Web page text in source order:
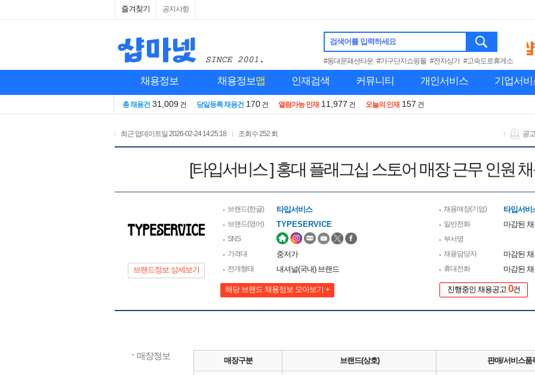
즐겨찾기 공지사항
검색어를 입력하세요
#동대문패션타운 #가구단지쇼핑몰 #전자상가 #고속도로휴게소
채용정보 채용정보맵 인재검색 커뮤니티 개인서비스 기업서비
총 채용건 31,009 건 당일등록 채용건 170 건 열람가능 인재 11,977 건 오늘의 인재 157 건
최근 업데이트일 2026-02-24 14:25:18 조회수252 회 공
[타입서비스 ] 홍대 플래그십 스토어 매장 근무 인원
브랜드정보 상세보기
브랜드(한글) 타입서비스
브랜드(영어) TYPESERVICE
SNS
가격대
중저가
전개형태 내셔널(국내) 브랜드
해당 브랜드 채용정보 모아보기 +
채용매장(기업) 타입서비
일반전화 마감된
부서명
채용담당자
마감된
휴대전화 마감된
진행중인 채용공고 0건
매장정보 매장구분 브랜드(상호) 판매/서비스품